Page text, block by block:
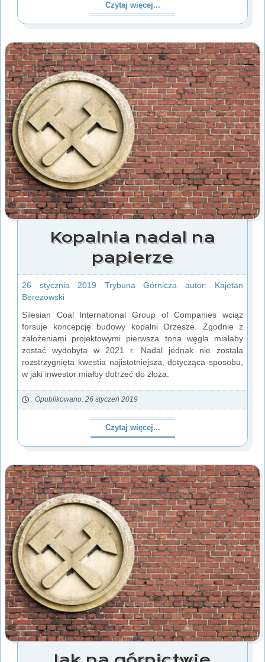
Czytaj więcej...
Kopalnia nadal na
papierze
26 stycznia 2019 Trybuna Górnicza autor: Kajetan
Berezowski
Silesian Coal International Group of Companies wciąż
forsuje koncepcję budowy kopalni Orzesze. Zgodnie z
założeniami projektowymi pierwsza tona węgla miałaby
zostać wydobyta w 2021 r. Nadal jednak nie została
rozstrzygnięta kwestia najistotniejsza, dotycząca sposobu,
w jaki inwestor miałby dotrzeć do złoża.
Opublikowano: 26 styczeń 2019
Czytaj więcej...